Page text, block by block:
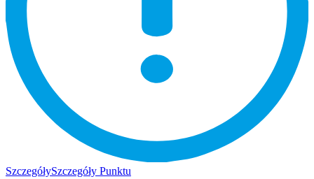
SzczegółySzczegóły Punktu